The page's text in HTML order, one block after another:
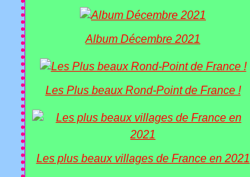
Album Décembre 2021
Les Plus beaux Rond-Point de France !
Les plus beaux villages de France en 2021